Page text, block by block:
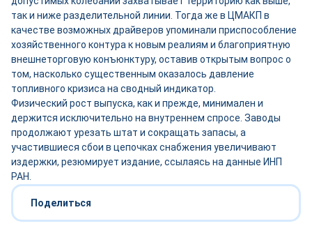
так и ниже разделительной линии. Тогда же в ЦМАКП в
качестве возможных драйверов упоминали приспособление
хозяйственного контура к новым реалиям и благоприятную
внешнеторговую конъюнктуру, оставив открытым вопрос о
том, насколько существенным оказалось давление
топливного кризиса на сводный индикатор.
Физический рост выпуска, как и прежде, минимален и
держится исключительно на внутреннем спросе. Заводы
продолжают урезать штат и сокращать запасы, а
участившиеся сбои в цепочках снабжения увеличивают
издержки, резюмирует издание, ссылаясь на данные ИНП
РАН.
Поделиться